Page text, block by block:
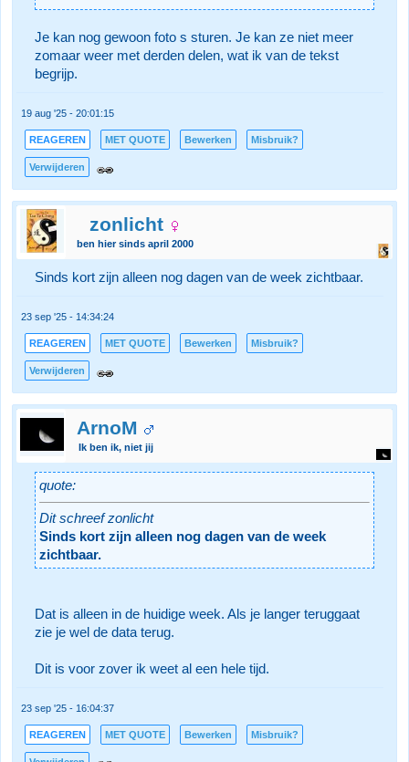
Je kan nog gewoon foto s sturen. Je kan ze niet meer
zomaar weer met derden delen, wat ik van de tekst
begrijp.
19 aug '25 - 20:01:15
REAGEREN MET QUOTE Bewerken Misbruik?
Verwijderen
zonlicht
ben hier sinds april 2000
Sinds kort zijn alleen nog dagen van de week zichtbaar.
23 sep '25 - 14:34:24
REAGEREN MET QUOTE Bewerken Misbruik?
Verwijderen
ArnoM
Ik ben ik, niet jij
quote:
Dit schreef zonlicht
Sinds kort zijn alleen nog dagen van de week
zichtbaar.
Dat is alleen in de huidige week. Als je langer teruggaat
zie je wel de data terug.
Dit is voor zover ik weet al een hele tijd.
23 sep '25 - 16:04:37
REAGEREN MET QUOTE Bewerken Misbruik?